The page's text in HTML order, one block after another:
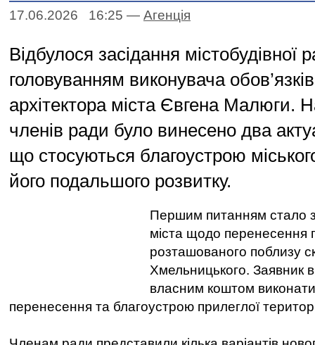
17.06.2026 16:25 — Агенцiя
Відбулося засідання містобудівної
головуванням виконувача
архітектора міста Євгена Малюги.
членів ради було винесено два
що стосуються благоустрою
його подальшого розвитку.
Першим питанням стало
міста щодо перенесення
розташованого поблизу
Хмельницького. Заявник
власним коштом
перенесення та благоустрою прилеглої